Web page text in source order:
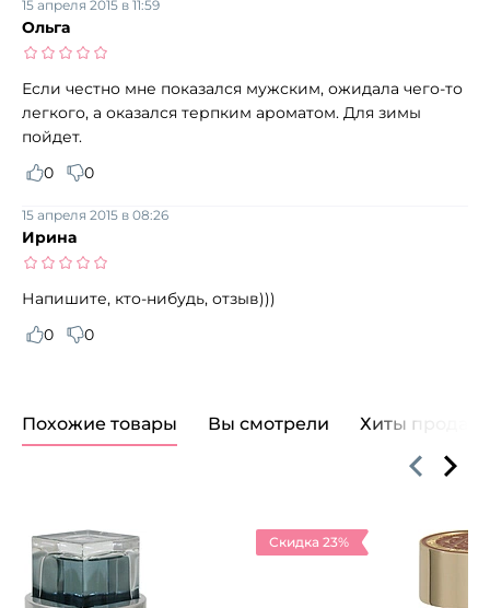
Ольга
15 апреля 2015 в 11:59
Если честно мне показался мужским, ожидала чего-то
легкого, а оказался терпким ароматом. Для зимы
пойдет.
0
0
Ирина
15 апреля 2015 в 08:26
Напишите, кто-нибудь, отзыв)))
0
0
Похожие товары Вы смотрели Хиты продаж
Скидка 23%